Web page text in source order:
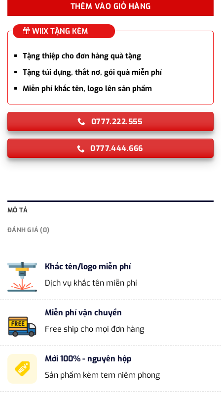
THÊM VÀO GIỎ HÀNG
WIIX TẶNG KÈM
Tặng thiệp cho đơn hàng quà tặng
Tặng túi đựng, thắt nơ, gói quà miễn phí
Miễn phí khắc tên, logo lên sản phẩm
0777.222.555
0777.444.666
MÔ TẢ
ĐÁNH GIÁ (0)
Khắc tên/logo miễn phí
Dịch vụ khắc tên miễn phí
Miễn phí vận chuyển
Free ship cho mọi đơn hàng
Mới 100% - nguyên hộp
Sản phẩm kèm tem niêm phong